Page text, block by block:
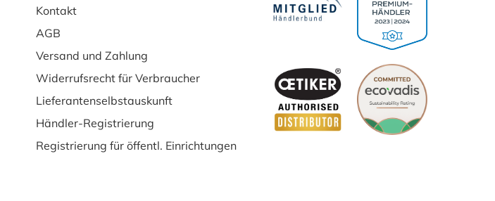
Kontakt
AGB
Versand und Zahlung
Widerrufsrecht für Verbraucher
Lieferantenselbstauskunft
Händler-Registrierung
Registrierung für öffentl. Einrichtungen